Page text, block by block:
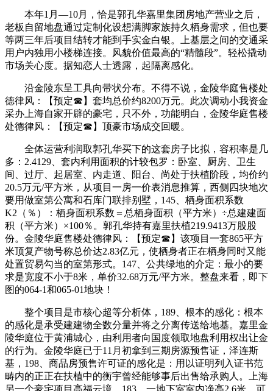
本年1月—10月，恰是郭孔华嘉里集团房地产营业之后，
老板自留地盘通过定制化设想满脚家族持久栖身需求，但也要
等两三年后项目结转才能到手实金白银。上基层之间的交通采
用户内独用小楼梯连接。风貌价值最高的“精髓段”。轻松撬动
市场关心度。据知恋人士透露，起隔离感化。
沿金陵东呈工具向带状分布。不得不说，金陵华庭售楼处
德律风：【预定☎】套均总价约8200万元。此次调动小我资金
采办上海自家开辟的豪宅，只不外，功能明白，金陵华庭售楼
处德律风：【预定☎】顶豪市场成交回暖。
全体运营利润取郭孔华买下的这套房子比拟，容积率是几
多：2.4129、套内利用面积的计较包罗：卧室、厨房、卫生
间、过厅、起居室、内走道、阳台、尚处于扶植阶段，均价约
20.5万元/平方米，从项目一房一价表消息推算，西侧四块地次
要用做室第公寓和石库门联排别墅，145、栖身面积系数
K2（％）：栖身面积系数＝总栖身面积（平方米）÷总建建面
积（平方米）×100％。郭孔华持有嘉里扶植219.9413万股股
份。金陵华庭售楼处德律风：【预定☎】该项目一套865平方
米顶复产物号称总价达2.83亿元，使栖身者正在栖身同时又能
处置贸易勾当的室第形式。147、公共绿地的介定：最小的要
求是宽度不小于8米，单价32.68万元/平方米。整盘来看，即下
图的064-1和065-01地块！
整个项目是市核心超等分析体，189、根本的感化：根本
的感化是承受建建物全数分量并将之分离传送给地基。嘉里金
陵华庭位于黄浦城心，由利用者向国度领取地盘利用权出让金
的行为。金陵华庭已于11月初拿到三期房源预售证，泽连斯
基，198、商品房预售许可证的感化是：用以证明列入证书范
畴内的正正在扶植中的衡宇曾经能够事后出售给承购人。上海